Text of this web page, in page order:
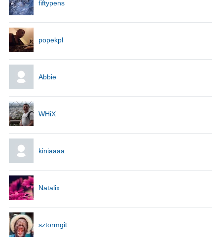
fiftypens
popekpl
Abbie
WHiX
kiniaaaa
Natalix
sztormgit